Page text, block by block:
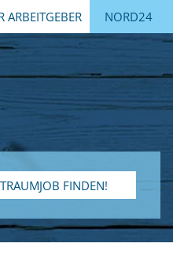
ARBEITGEBER NORD24
TRAUMJOB FINDEN!